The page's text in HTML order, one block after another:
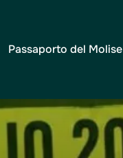
Passaporto del Molise